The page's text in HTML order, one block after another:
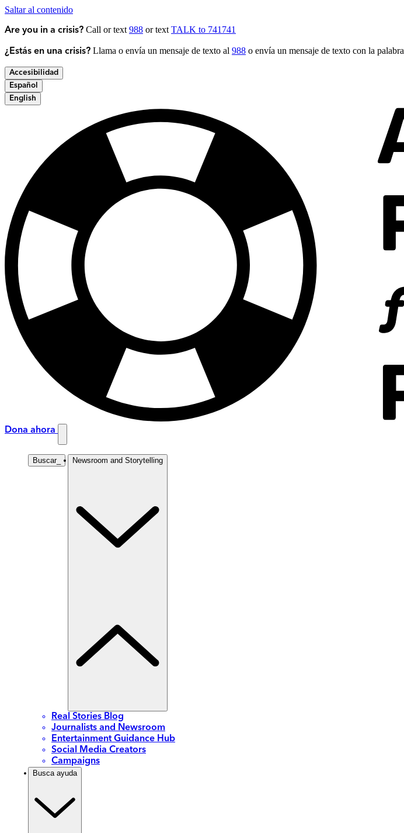
Saltar al contenido
Are you in a crisis? Call or text 988 or text TALK to 741741
¿Estás en una crisis? Llama o envía un mensaje de texto al 988 o envía un mensaje de texto con la palabra
Accesibilidad
Español
English
Dona ahora
Buscar_ Newsroom and Storytelling
Real Stories Blog
Journalists and Newsroom
Entertainment Guidance Hub
Social Media Creators
Campaigns
Busca ayuda